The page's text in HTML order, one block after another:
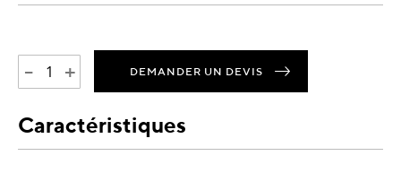
- + DEMANDER UN DEVIS
Caractéristiques